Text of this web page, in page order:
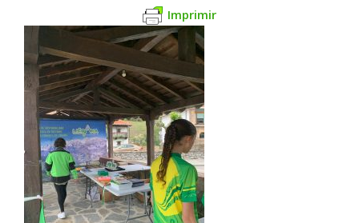
Imprimir